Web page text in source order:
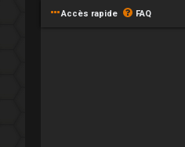
Accès rapide FAQ